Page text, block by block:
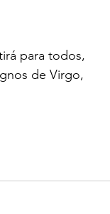
para todos,
de Virgo,